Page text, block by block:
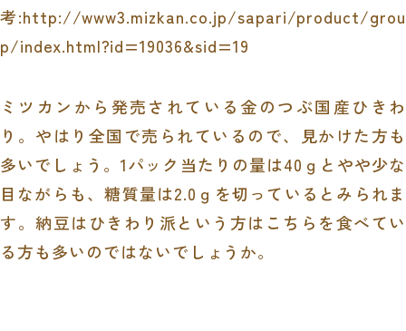
考:http://www3.mizkan.co.jp/sapari/product/grou
p/index.html?id=19036&sid=19
ミツカンから発売されている金のつぶ国産ひきわ
り。やはり全国で売られているので、見かけた方も
多いでしょう。1パック当たりの量は40ｇとやや少な
目ながらも、糖質量は2.0ｇを切っているとみられま
す。納豆はひきわり派という方はこちらを食べてい
る方も多いのではないでしょうか。